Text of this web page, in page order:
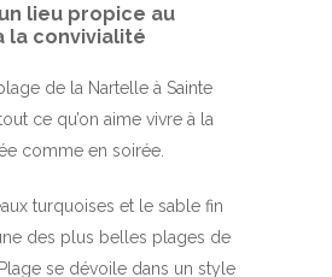
un lieu propice au
la convivialité
de la Nartelle à Sainte
ce qu’on aime vivre à la
comme en soirée.
turquoises et le sable fin
des plus belles plages de
se dévoile dans un style